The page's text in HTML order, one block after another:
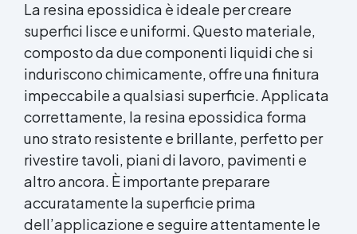
La resina epossidica è ideale per creare
superfici lisce e uniformi. Questo materiale,
composto da due componenti liquidi che si
induriscono chimicamente, offre una finitura
impeccabile a qualsiasi superficie. Applicata
correttamente, la resina epossidica forma
uno strato resistente e brillante, perfetto per
rivestire tavoli, piani di lavoro, pavimenti e
altro ancora. È importante preparare
accuratamente la superficie prima
dell’applicazione e seguire attentamente le